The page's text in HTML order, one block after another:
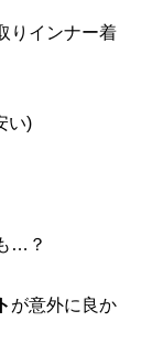
りインナー着
い)
…？
が意外に良か